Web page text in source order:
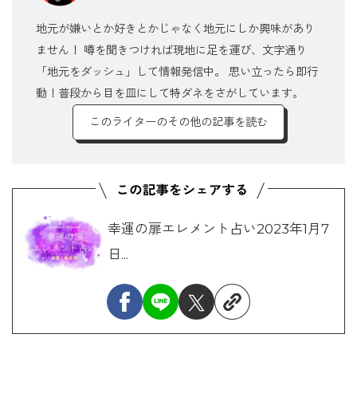
地元が嫌いとか好きとかじゃなく地元にしか興味があり
ません！ 噂を聞きつければ現地に足を運び、文字通り
「地元をダッシュ」して情報発信中。 思い立ったら即行
動！普段から目を皿にして特ダネをさがしています。
このライターのその他の記事を読む
幸運の扉エレメント占い2023年1月7
日...